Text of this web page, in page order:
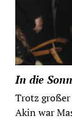
In die
Trotz
Akin war